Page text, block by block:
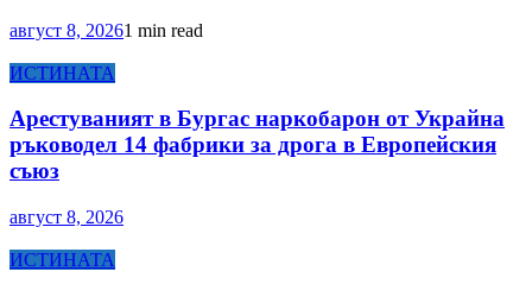
август 8, 20261 min read
ИСТИНАТА
Арестуваният в Бургас наркобарон от Украйна
ръководел 14 фабрики за дрога в Европейския
съюз
август 8, 2026
ИСТИНАТА